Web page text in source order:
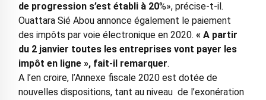
de progression s’est établi à 20%», précise-t-il.
Ouattara Sié Abou annonce également le paiement
des impôts par voie électronique en 2020. « A partir
du 2 janvier toutes les entreprises vont payer les
impôt en ligne », fait-il remarquer.
A l’en croire, l’Annexe fiscale 2020 est dotée de
nouvelles dispositions, tant au niveau de l’exonération